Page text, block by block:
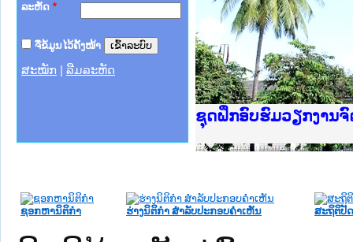
ລະຫັດ *
ຈື່ຂໍ້ມູນໄວ້ຄັ້ງໜ້າ
ສະໝັກ ລືມລະຫັດ
Ministry of Justice
ເຜີຍແຜ່ວັບໄຊຈົດໝາຍ
ກະຊວງຍຸຕິທຳ
ຊຸດຝຶກອົບຮົມວຽກງານ
ກອງປະຊຸມທົບທວນຄືນ
ຝຶກອົບຮົມ ຜູ່ປະສານງາ
ຝຶກອົບຮົມ ຜູ່ປະສານງາ
ເຜີຍແຜ່ແອັບກົດໝາຍລ
ເຜີຍແຜ່ແອັບກົດໝາຍລ
ຍົກລະດັບວຽກງານຈົດ
ຊຸດຝຶກອົບຮົມວຽກງານ
ຊອກຫານິຕິກໍາ ຮ່າງນິຕິກໍາ ສໍາລັບປະກອບຄໍາເຫັນ ສະຖິຕິປັ